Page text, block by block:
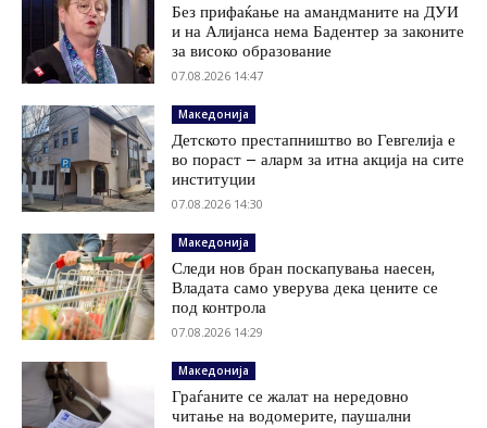
Без прифаќање на амандманите на ДУИ
и на Алијанса нема Бадентер за законите
за високо образование
07.08.2026 14:47
Македонија
Детското престапништво во Гевгелија е
во пораст – аларм за итна акција на сите
институции
07.08.2026 14:30
Македонија
Следи нов бран поскапувања наесен,
Владата само уверува дека цените се
под контрола
07.08.2026 14:29
Македонија
Граѓаните се жалат на нередовно
читање на водомерите, паушални